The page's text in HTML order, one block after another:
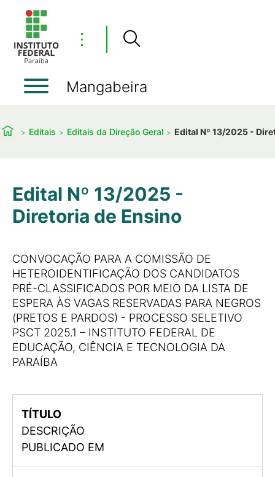
⋮
Mangabeira
Editais Editais da Direção Geral Edital Nº 13/2025 -
Edital Nº 13/2025 -
Diretoria de Ensino
CONVOCAÇÃO PARA A COMISSÃO DE
HETEROIDENTIFICAÇÃO DOS CANDIDATOS
PRÉ-CLASSIFICADOS POR MEIO DA LISTA DE
ESPERA ÀS VAGAS RESERVADAS PARA NEGROS
(PRETOS E PARDOS) - PROCESSO SELETIVO
PSCT 2025.1 – INSTITUTO FEDERAL DE
EDUCAÇÃO, CIÊNCIA E TECNOLOGIA DA
PARAÍBA
TÍTULO
DESCRIÇÃO
PUBLICADO EM